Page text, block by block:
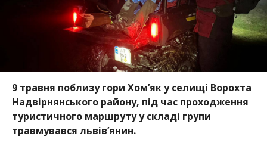
9 травня поблизу гори Хом’як у селищі Ворохта
Надвірнянського району, під час проходження
туристичного маршруту у складі групи
травмувався львів’янин.